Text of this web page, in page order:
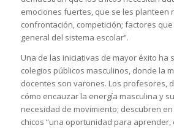
emociones fuertes, que se les planteen
confrontación, competición; factores
general del sistema escolar”.
Una de las iniciativas de mayor éxito ha
colegios públicos masculinos, donde la
docentes son varones. Los profesores,
cómo encauzar la energía masculina y
necesidad de movimiento; descubren
chicos “una oportunidad para aprender,